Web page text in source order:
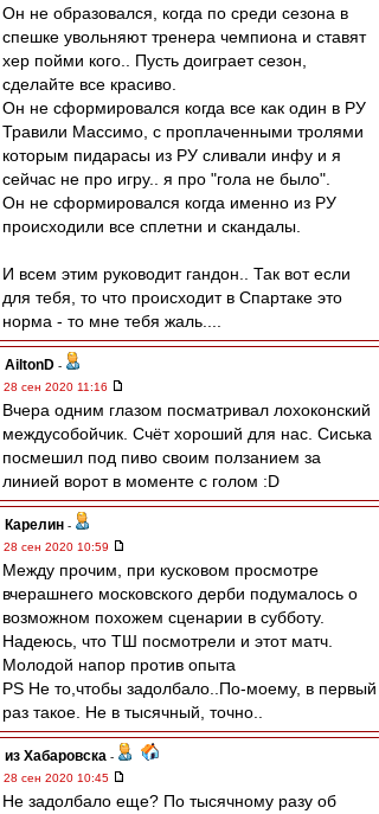
Он не образовался, когда по среди сезона в
спешке увольняют тренера чемпиона и ставят
хер пойми кого.. Пусть доиграет сезон,
сделайте все красиво.
Он не сформировался когда все как один в РУ
Травили Массимо, с проплаченными тролями
которым пидарасы из РУ сливали инфу и я
сейчас не про игру.. я про "гола не было".
Он не сформировался когда именно из РУ
происходили все сплетни и скандалы.
И всем этим руководит гандон.. Так вот если
для тебя, то что происходит в Спартаке это
норма - то мне тебя жаль....
AiltonD -
28 сен 2020 11:16
Вчера одним глазом посматривал лохоконский
междусобойчик. Счёт хороший для нас. Сиська
посмешил под пиво своим ползанием за
линией ворот в моменте с голом :D
Карелин -
28 сен 2020 10:59
Между прочим, при кусковом просмотре
вчерашнего московского дерби подумалось о
возможном похожем сценарии в субботу.
Надеюсь, что ТШ посмотрели и этот матч.
Молодой напор против опыта
PS Не то,чтобы задолбало..По-моему, в первый
раз такое. Не в тысячный, точно..
из Хабаровска -
28 сен 2020 10:45
Не задолбало еще? По тысячному разу об